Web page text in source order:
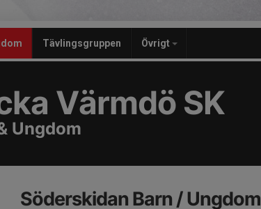
Tävlingsgruppen Övrigt
Värmdö SK
Ungdom
Söderskidan Barn / Ungdom